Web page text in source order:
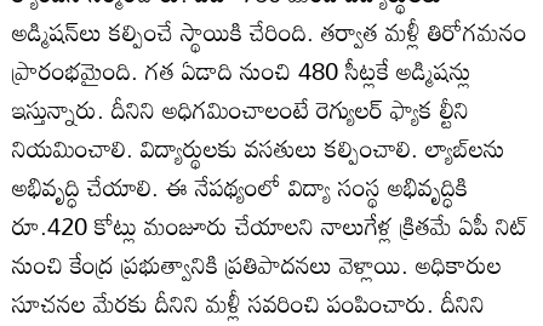
అడ్మిషన్‌లు కల్పించే స్థాయికి చేరింది. తర్వాత మళ్లీ తిరోగమనం
ప్రారంభమైంది. గత ఏడాది నుంచి 480 సీట్లకే అడ్మిషన్లు
ఇస్తున్నారు. దీనిని అధిగమించాలంటే రెగ్యులర్‌ ఫ్యాక ల్టీని
నియమించాలి. విద్యార్థులకు వసతులు కల్పించాలి. ల్యాబ్‌లను
అభివృద్ధి చేయాలి. ఈ నేపథ్యంలో విద్యా సంస్థ అభివృద్ధికి
రూ.420 కోట్లు మంజూరు చేయాలని నాలుగేళ్ల క్రితమే ఏపీ నిట్‌
నుంచి కేంద్ర ప్రభుత్వానికి ప్రతిపాదనలు వెళ్లాయి. అధికారుల
సూచనల మేరకు దీనిని మళ్లీ సవరించి పంపించారు. దీనిని